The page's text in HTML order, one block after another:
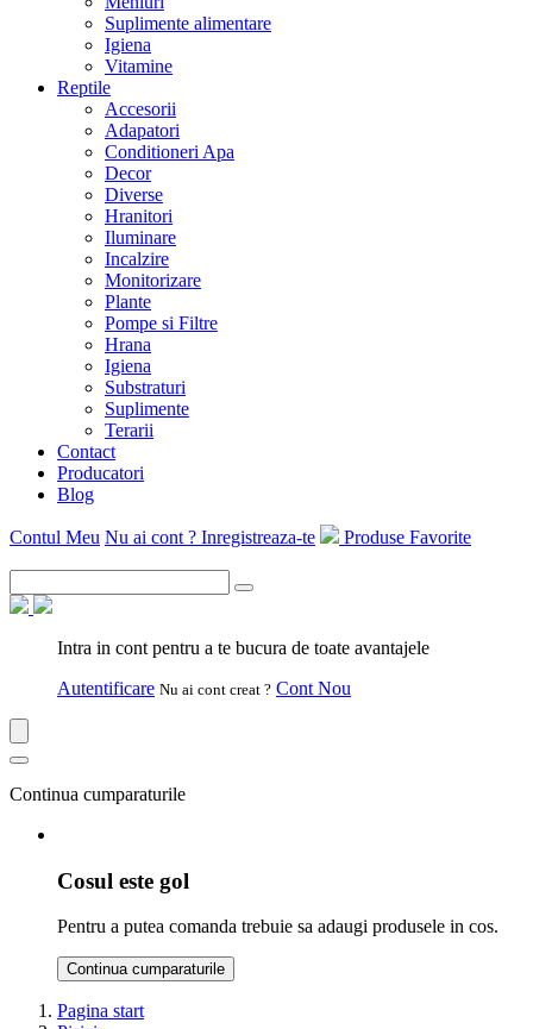
Suplimente alimentare
Igiena
Vitamine
Reptile
Accesorii
Adapatori
Conditioneri Apa
Decor
Diverse
Hranitori
Iluminare
Incalzire
Monitorizare
Plante
Pompe si Filtre
Hrana
Igiena
Substraturi
Suplimente
Terarii
Contact
Producatori
Blog
Contul Meu Nu ai cont ? Inregistreaza-te Produse Favorite
Intra in cont pentru a te bucura de toate avantajele
Autentificare Nu ai cont creat ? Cont Nou
Continua cumparaturile
Cosul este gol
Pentru a putea comanda trebuie sa adaugi produsele in cos.
Continua cumparaturile
Pagina start